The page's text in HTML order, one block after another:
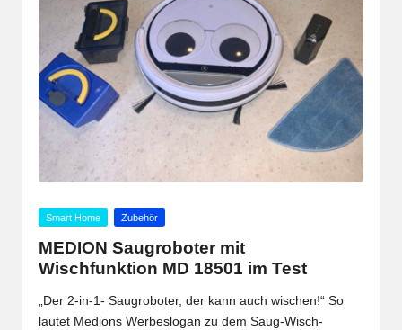
Posted
Smart Home Zubehör
MEDION Saugroboter mit
Wischfunktion MD 18501 im Test
„Der 2-in-1- Saugroboter, der kann auch wischen!“ So
lautet Medions Werbeslogan zu dem Saug-Wisch-